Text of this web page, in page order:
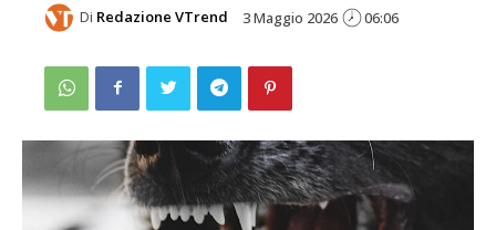
Di Redazione VTrend 3 Maggio 2026 06:06